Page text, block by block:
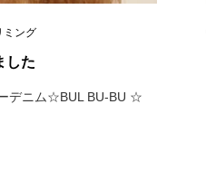
ミング
した
デニム☆BUL BU-BU ☆